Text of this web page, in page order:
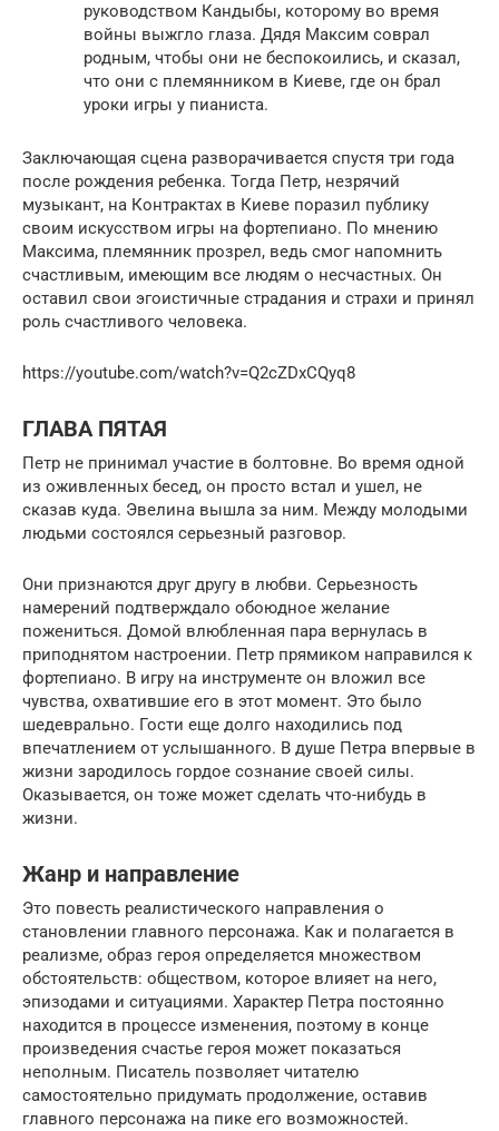
руководством Кандыбы, которому во время
войны выжгло глаза. Дядя Максим соврал
родным, чтобы они не беспокоились, и сказал,
что они с племянником в Киеве, где он брал
уроки игры у пианиста.
Заключающая сцена разворачивается спустя три года
после рождения ребенка. Тогда Петр, незрячий
музыкант, на Контрактах в Киеве поразил публику
своим искусством игры на фортепиано. По мнению
Максима, племянник прозрел, ведь смог напомнить
счастливым, имеющим все людям о несчастных. Он
оставил свои эгоистичные страдания и страхи и принял
роль счастливого человека.
https://youtube.com/watch?v=Q2cZDxCQyq8
ГЛАВА ПЯТАЯ
Петр не принимал участие в болтовне. Во время одной
из оживленных бесед, он просто встал и ушел, не
сказав куда. Эвелина вышла за ним. Между молодыми
людьми состоялся серьезный разговор.
Они признаются друг другу в любви. Серьезность
намерений подтверждало обоюдное желание
пожениться. Домой влюбленная пара вернулась в
приподнятом настроении. Петр прямиком направился к
фортепиано. В игру на инструменте он вложил все
чувства, охватившие его в этот момент. Это было
шедеврально. Гости еще долго находились под
впечатлением от услышанного. В душе Петра впервые в
жизни зародилось гордое сознание своей силы.
Оказывается, он тоже может сделать что-нибудь в
жизни.
Жанр и направление
Это повесть реалистического направления о
становлении главного персонажа. Как и полагается в
реализме, образ героя определяется множеством
обстоятельств: обществом, которое влияет на него,
эпизодами и ситуациями. Характер Петра постоянно
находится в процессе изменения, поэтому в конце
произведения счастье героя может показаться
неполным. Писатель позволяет читателю
самостоятельно придумать продолжение, оставив
главного персонажа на пике его возможностей.